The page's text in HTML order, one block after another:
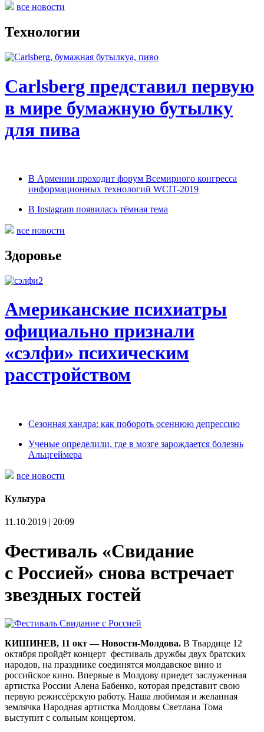
все новости
Технологии
Carlsberg представил первую
в мире бумажную бутылку
для пива
В Армении проходит форум Всемирного конгресса
информационных технологий WCIT-2019
В Instagram появилась тёмная тема
все новости
Здоровье
Американские психиатры
официально признали
«сэлфи» психическим
расстройством
Сезонная хандра: как побороть осеннюю депрессию
Ученые определили, где в мозге зарождается болезнь
Альцгеймера
все новости
Культура
11.10.2019 | 20:09
Фестиваль «Свидание
с Россией» снова встречает
звездных гостей
КИШИНЕВ, 11 окт — Новости-Молдова. В Твардице 12
октября пройдёт концерт фестиваль дружбы двух братских
народов, на празднике соединятся молдавское вино и
российское кино. Впервые в Молдову приедет заслуженная
артистка России Алена Бабенко, которая представит свою
первую режиссёрскую работу. Наша любимая и желанная
землячка Народная артистка Молдовы Светлана Тома
выступит с сольным концертом.